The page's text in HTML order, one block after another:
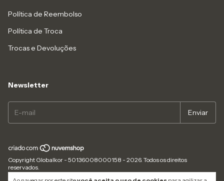
Política de Reembolso
Política de Troca
Trocas e Devoluções
Newsletter
Copyright Globalkor - 50136008000158 - 2026. Todos os direitos
reservados.